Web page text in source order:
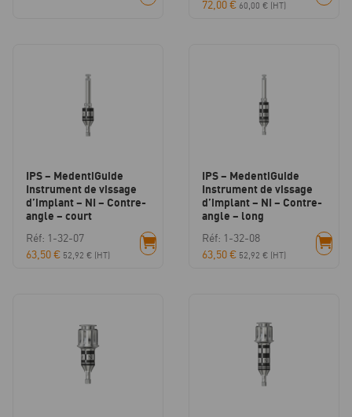
72,00€ 60,00 € (HT)
IPS – MedentiGuide
Instrument de vissage
d’implant – NI – Contre-
angle – court
Réf: 1-32-07
63,50€ 52,92 € (HT)
IPS – MedentiGuide
Instrument de vissage
d’implant – NI – Contre-
angle – long
Réf: 1-32-08
63,50€ 52,92 € (HT)